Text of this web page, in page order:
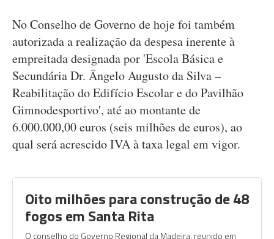
No Conselho de Governo de hoje foi também
autorizada a realização da despesa inerente à
empreitada designada por 'Escola Básica e
Secundária Dr. Ângelo Augusto da Silva –
Reabilitação do Edifício Escolar e do Pavilhão
Gimnodesportivo', até ao montante de
6.000.000,00 euros (seis milhões de euros), ao
qual será acrescido IVA à taxa legal em vigor.
Oito milhões para construção de 48
fogos em Santa Rita
O conselho do Governo Regional da Madeira, reunido em